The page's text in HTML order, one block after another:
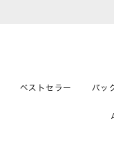
ベストセラー バッ